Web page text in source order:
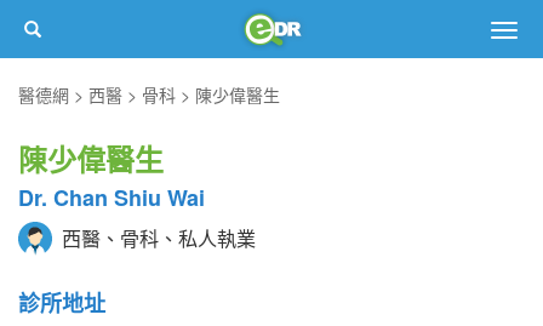
醫德網
西醫 骨科 陳少偉醫生
陳少偉醫生
Dr. Chan Shiu Wai
西醫、骨科、私人執業
診所地址